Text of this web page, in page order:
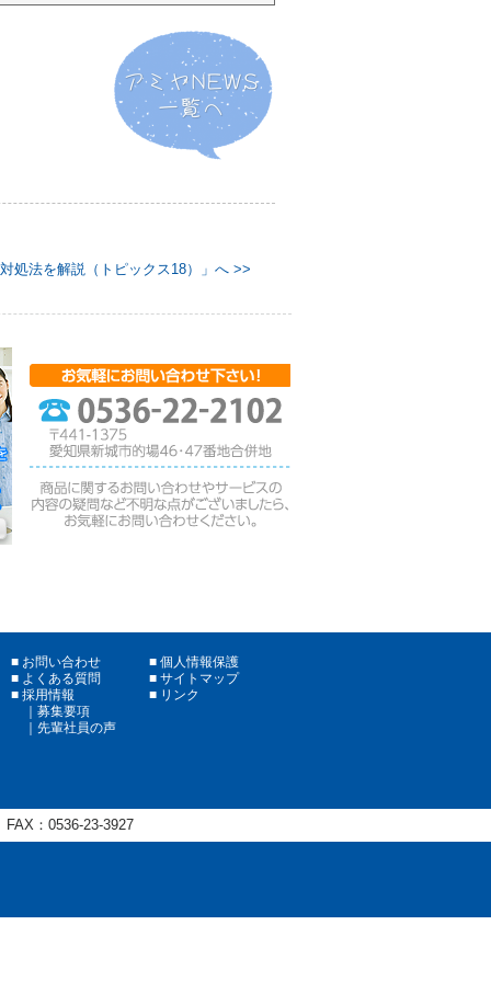
処法を解説（トピックス18）」へ >>
お問い合わせ
よくある質問
採用情報
募集要項
先輩社員の声
個人情報保護
サイトマップ
リンク
FAX：0536-23-3927